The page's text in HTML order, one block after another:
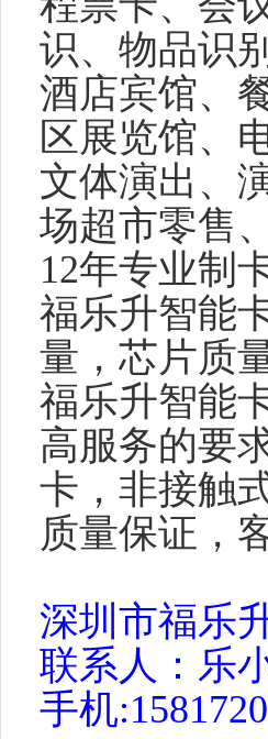
识、物品识
酒店宾馆、
区展览馆、
文体演出、
场超市零售
12年专业制
福乐升智能
量，芯片质
福乐升智能
高服务的要
卡，非接触
质量保证，
深圳市福乐
联系人：乐
手机